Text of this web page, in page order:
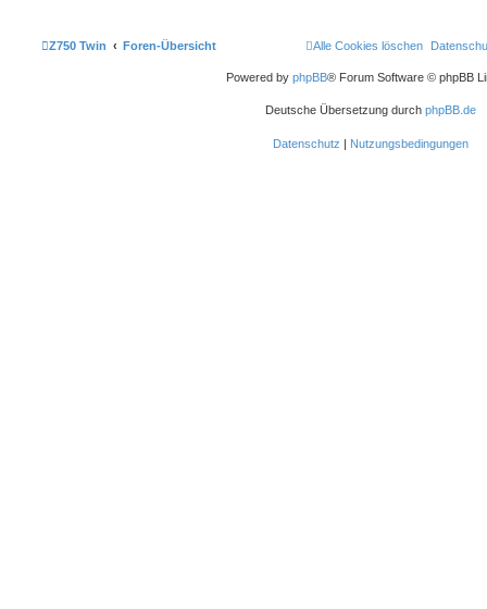
Z750 Twin Foren-Übersicht Alle Cookies löschen
Powered by phpBB® Forum Software © phpBB
Deutsche Übersetzung durch phpBB.de
Datenschutz | Nutzungsbedingungen